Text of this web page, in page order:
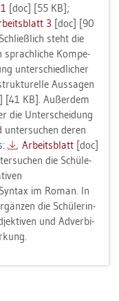
[doc] [55 KB];
3 [doc] [90
steht die
sprach­li­che Kom­pe­
un­ter­schied­li­cher
Aus­sa­gen
[41 KB]. Au­ßer­dem
die Un­ter­schei­dung
deren
Ar­beits­blatt [doc]
die Schü­le­
im Roman. In
die Schü­le­rin­
und Ad­ver­bi­